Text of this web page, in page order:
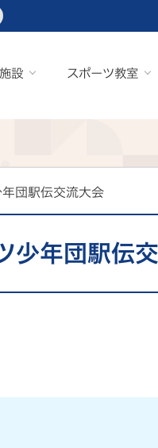
設 スポーツ教室
団駅伝交流大会
少年団駅伝